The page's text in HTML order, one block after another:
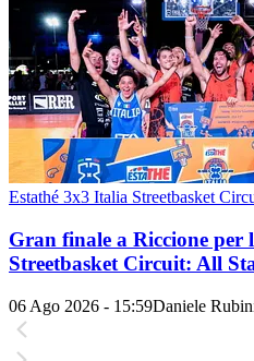
Estathé 3x3 Italia Streetbasket
Gran finale a Riccione per
Streetbasket Circuit: All
06 Ago 2026 - 15:59Daniele